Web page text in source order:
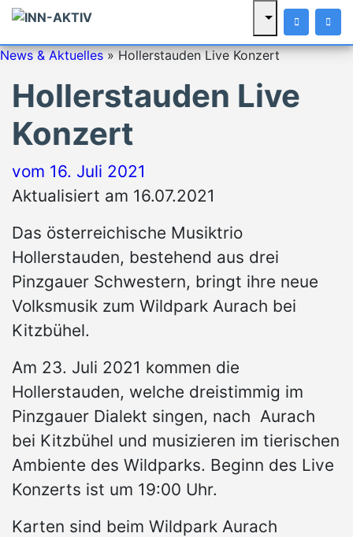
News & Aktuelles»Hollerstauden Live Konzert
Hollerstauden Live
Konzert
vom 16. Juli 2021
Aktualisiert am 16.07.2021
Das österreichische Musiktrio
Hollerstauden, bestehend aus drei
Pinzgauer Schwestern, bringt ihre neue
Volksmusik zum Wildpark Aurach bei
Kitzbühel.
Am 23. Juli 2021 kommen die
Hollerstauden, welche dreistimmig im
Pinzgauer Dialekt singen, nach Aurach
bei Kitzbühel und musizieren im tierischen
Ambiente des Wildparks. Beginn des Live
Konzerts ist um 19:00 Uhr.
Karten sind beim Wildpark Aurach